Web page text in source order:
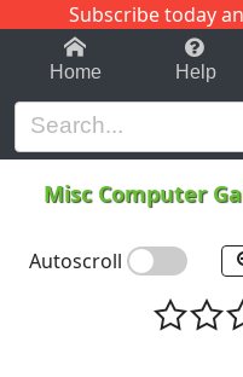
Subscribe today
1-9 C
Home Help
Misc Computer
Autoscroll